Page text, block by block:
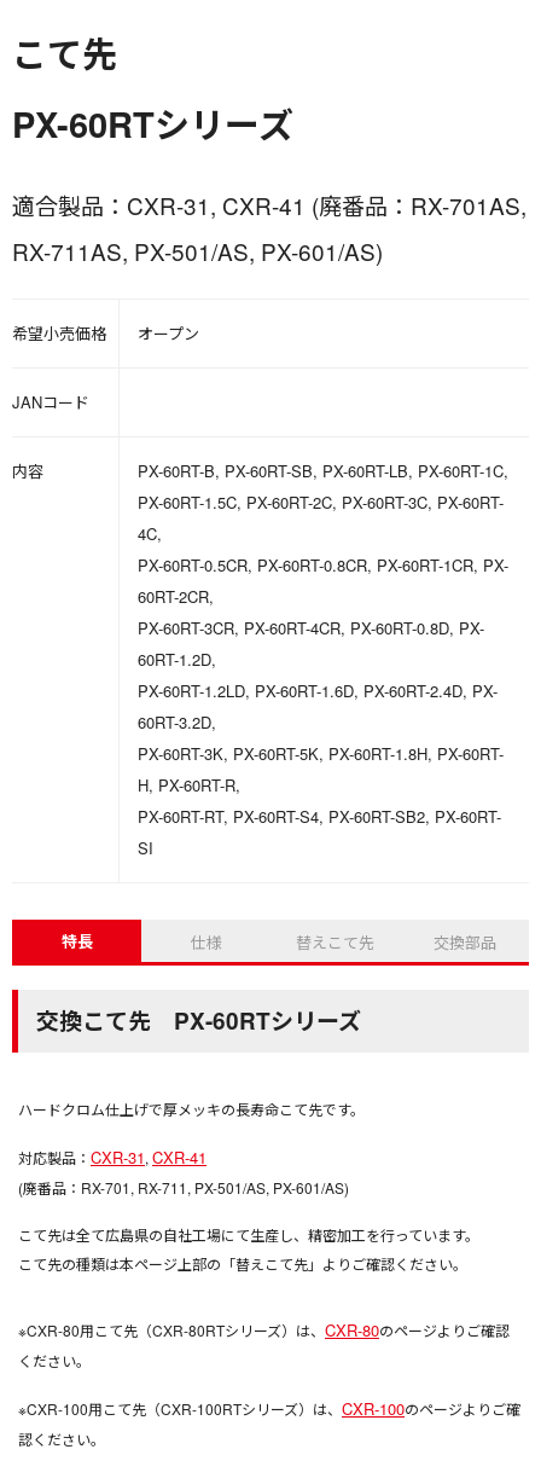
こて先
PX-60RTシリーズ
適合製品：CXR-31, CXR-41 (廃番品：RX-701AS,
RX-711AS, PX-501/AS, PX-601/AS)
希望小売価格 オープン
JANコード
内容
PX-60RT-B, PX-60RT-SB, PX-60RT-LB, PX-60RT-1C,
PX-60RT-1.5C, PX-60RT-2C, PX-60RT-3C, PX-60RT-
4C,
PX-60RT-0.5CR, PX-60RT-0.8CR, PX-60RT-1CR, PX-
60RT-2CR,
PX-60RT-3CR, PX-60RT-4CR, PX-60RT-0.8D, PX-
60RT-1.2D,
PX-60RT-1.2LD, PX-60RT-1.6D, PX-60RT-2.4D, PX-
60RT-3.2D,
PX-60RT-3K, PX-60RT-5K, PX-60RT-1.8H, PX-60RT-
H, PX-60RT-R,
PX-60RT-RT, PX-60RT-S4, PX-60RT-SB2, PX-60RT-
SI
特長 仕様 替えこて先 交換部品
交換こて先 PX-60RTシリーズ
ハードクロム仕上げで厚メッキの長寿命こて先です。
対応製品： CXR-31, CXR-41
(廃番品：RX-701, RX-711, PX-501/AS, PX-601/AS)
こて先は全て広島県の自社工場にて生産し、精密加工を行っています。
こて先の種類は本ページ上部の「替えこて先」よりご確認ください。
※CXR-80用こて先（CXR-80RTシリーズ）は、 CXR-80のページよりご確認
ください。
※CXR-100用こて先（CXR-100RTシリーズ）は、 CXR-100のページよりご確
認ください。